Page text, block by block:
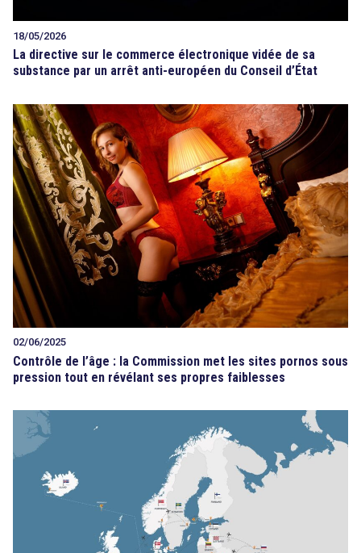
18/05/2026
La directive sur le commerce électronique vidée de sa
substance par un arrêt anti-européen du Conseil d’État
02/06/2025
Contrôle de l’âge : la Commission met les sites pornos sous
pression tout en révélant ses propres faiblesses